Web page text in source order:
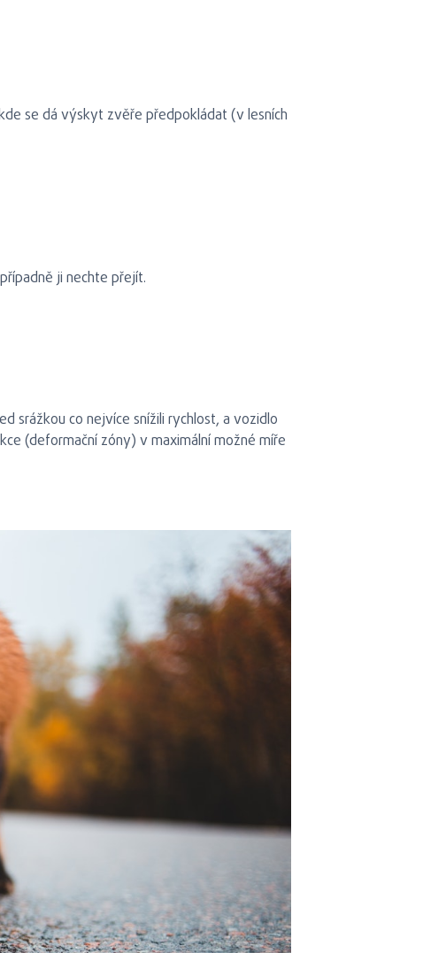
se dá výskyt zvěře předpokládat (v lesních
ji nechte přejít.
srážkou co nejvíce snížili rychlost, a vozidlo
(deformační zóny) v maximální možné míře